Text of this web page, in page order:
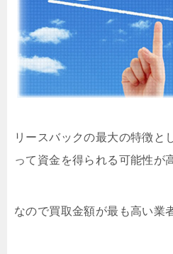
リースバックの最大の特徴と
って資金を得られる可能性が
なので買取金額が最も高い業